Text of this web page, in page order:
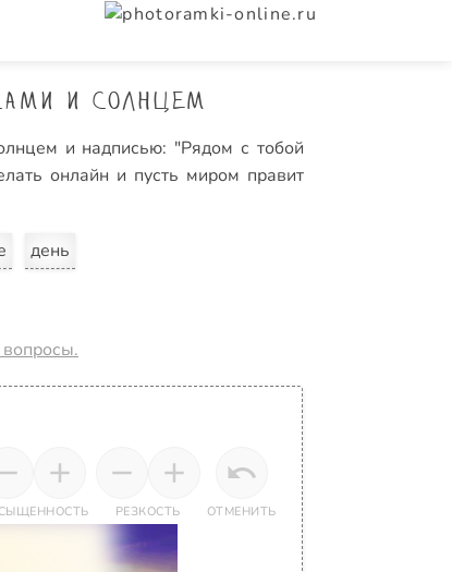
и солнцем
и надписью: "Рядом с тобой
онлайн и пусть миром правит
день
вопросы.
РЕЗКОСТЬ ОТМЕНИТЬ